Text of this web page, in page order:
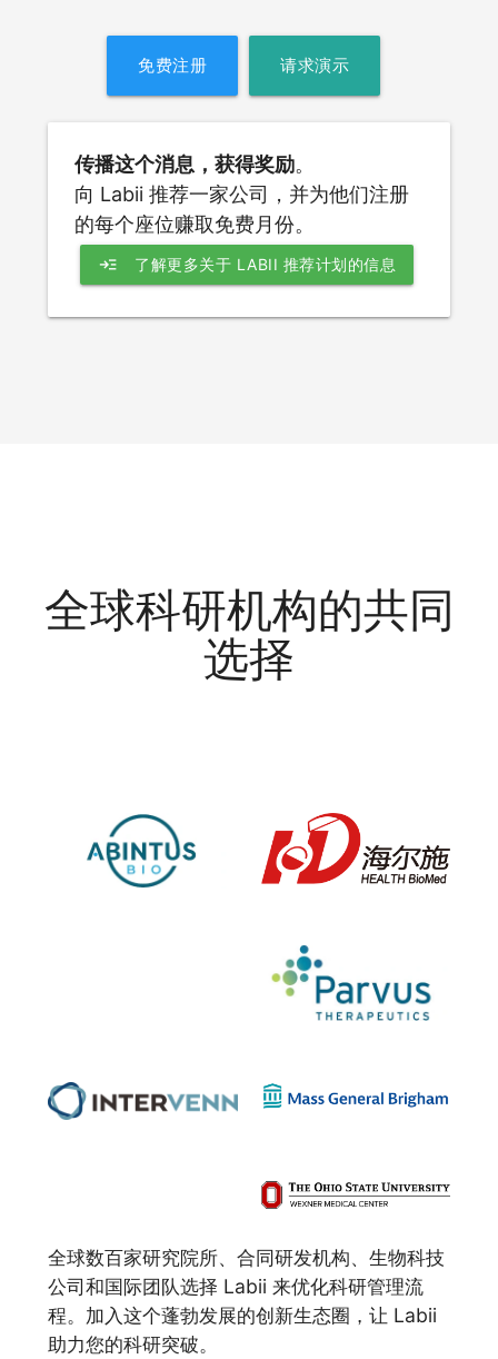
免费注册 请求演示
传播这个消息，获得奖励。
向 Labii 推荐一家公司，并为他们注册
的每个座位赚取免费月份。
read_more 了解更多关于 LABII 推荐计划的信息
全球科研机构的共同
选择
全球数百家研究院所、合同研发机构、生物科技
公司和国际团队选择 Labii 来优化科研管理流
程。加入这个蓬勃发展的创新生态圈，让 Labii
助力您的科研突破。